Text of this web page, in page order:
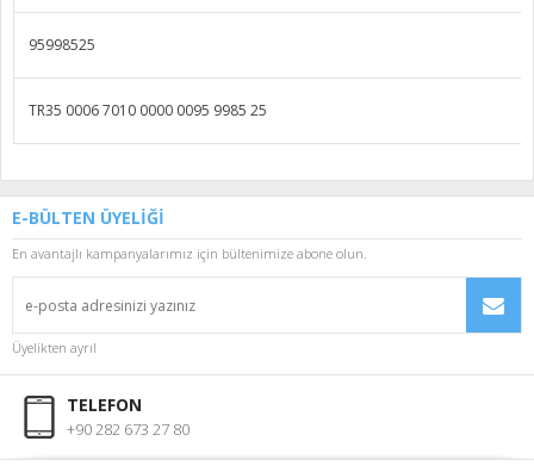
95998525
TR35 0006 7010 0000 0095 9985 25
E-BÜLTEN ÜYELİĞİ
En avantajlı kampanyalarımız için bültenimize abone olun.
Üyelikten ayrıl
TELEFON
+90 282 673 27 80